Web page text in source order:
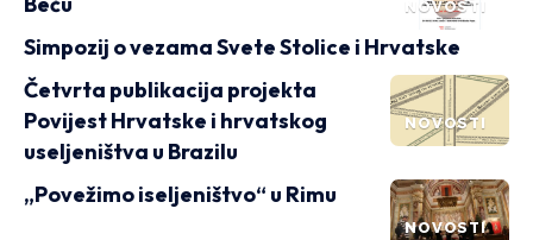
NOVOSTI
Simpozij o vezama Svete Stolice i Hrvatske
NOVOSTI
Četvrta publikacija projekta
Povijest Hrvatske i hrvatskog
useljeništva u Brazilu
NOVOSTI
„Povežimo iseljeništvo“ u Rimu